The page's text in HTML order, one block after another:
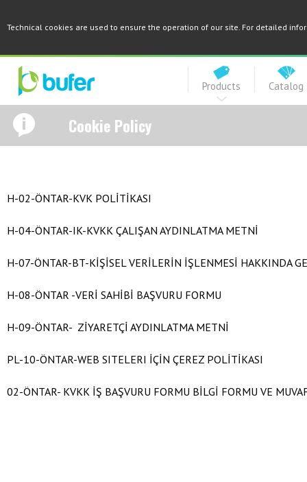
Technical cookies are used to ensure the operation of our site. For detailed
Products Catalog
Cookie Policy
H-02-ÖNTAR-KVK POLİTİKASI
H-04-ÖNTAR-IK-KVKK ÇALIŞAN AYDINLATMA METNİ
H-07-ÖNTAR-BT-KİŞİSEL VERİLERİN İŞLENMESİ HAKKINDA
H-08-ÖNTAR -VERİ SAHİBİ BAŞVURU FORMU
H-09-ÖNTAR- ZİYARETÇİ AYDINLATMA METNİ
PL-10-ÖNTAR-WEB SITELERI İÇİN ÇEREZ POLİTİKASI
02-ÖNTAR- KVKK İŞ BAŞVURU FORMU BİLGİ FORMU VE